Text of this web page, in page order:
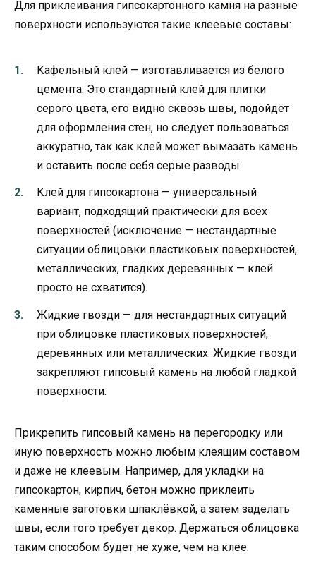
Для приклеивания гипсокартонного камня на разные
поверхности используются такие клеевые составы:
Кафельный клей — изготавливается из белого
цемента. Это стандартный клей для плитки
серого цвета, его видно сквозь швы, подойдёт
для оформления стен, но следует пользоваться
аккуратно, так как клей может вымазать камень
и оставить после себя серые разводы.
Клей для гипсокартона — универсальный
вариант, подходящий практически для всех
поверхностей (исключение — нестандартные
ситуации облицовки пластиковых поверхностей,
металлических, гладких деревянных — клей
просто не схватится).
Жидкие гвозди — для нестандартных ситуаций
при облицовке пластиковых поверхностей,
деревянных или металлических. Жидкие гвозди
закрепляют гипсовый камень на любой гладкой
поверхности.
Прикрепить гипсовый камень на перегородку или
иную поверхность можно любым клеящим составом
и даже не клеевым. Например, для укладки на
гипсокартон, кирпич, бетон можно приклеить
каменные заготовки шпаклёвкой, а затем заделать
швы, если того требует декор. Держаться облицовка
таким способом будет не хуже, чем на клее.